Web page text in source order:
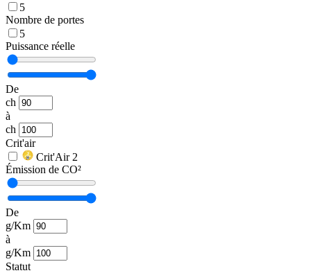
5
Nombre de portes
5
Puissance réelle
De
ch
à
ch
Crit'air
Crit'Air 2
Émission de CO²
De
g/Km
à
g/Km
Statut